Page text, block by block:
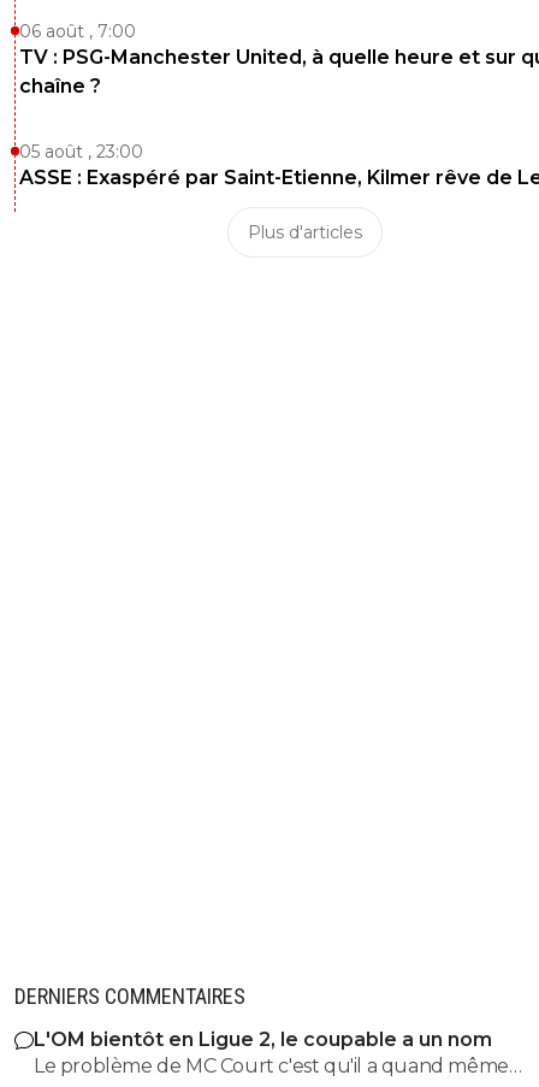
06 août , 7:00
TV : PSG-Manchester United, à quelle heure et sur
chaîne ?
05 août , 23:00
ASSE : Exaspéré par Saint-Etienne, Kilmer rêve de
Plus d'articles
DERNIERS COMMENTAIRES
L'OM bientôt en Ligue 2, le coupable a un nom
Le problème de MC Court c'est qu'il a quand même